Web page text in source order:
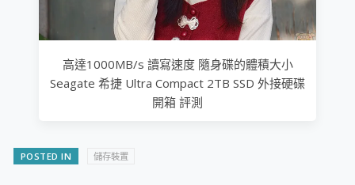
高達1000MB/s 讀寫速度 隨身碟的體積大小
Seagate 希捷 Ultra Compact 2TB SSD 外接硬碟
開箱 評測
POSTED IN 儲存裝置